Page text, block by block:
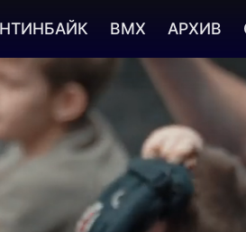
BMX АРХИВ